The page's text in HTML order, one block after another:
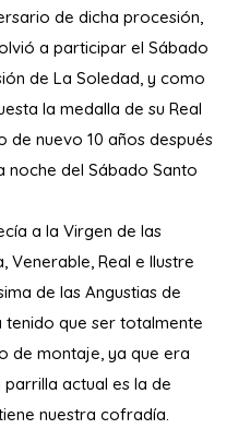
de dicha procesión,
a participar el Sábado
de La Soledad, y como
la medalla de su Real
de nuevo 10 años después
noche del Sábado Santo
a la Virgen de las
Venerable, Real e Ilustre
de las Angustias de
tenido que ser totalmente
de montaje, ya que era
actual es la de
nuestra cofradía.